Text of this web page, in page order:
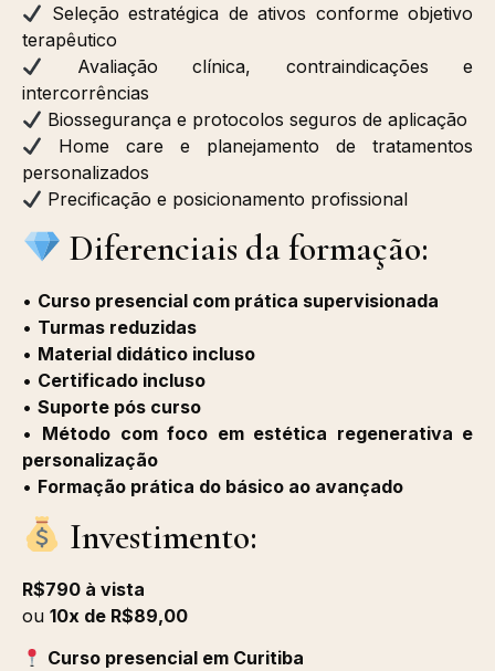
Seleção estratégica de ativos conforme objetivo
terapêutico
Avaliação clínica, contraindicações e
intercorrências
Biossegurança e protocolos seguros de aplicação
Home care e planejamento de tratamentos
personalizados
Precificação e posicionamento profissional
Diferenciais da formação:
• Curso presencial com prática supervisionada
• Turmas reduzidas
• Material didático incluso
• Certificado incluso
• Suporte pós curso
• Método com foco em estética regenerativa e
personalização
• Formação prática do básico ao avançado
Investimento:
R$790 à vista
ou 10x de R$89,00
Curso presencial em Curitiba